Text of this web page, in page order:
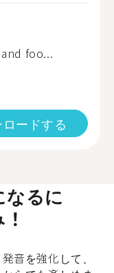
foo...
ードする
なるに
音を強化して、